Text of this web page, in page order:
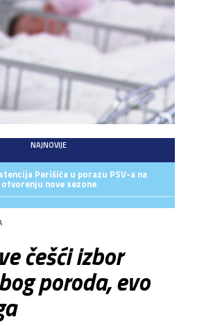
NAJNOVIJE
Perišića u porazu PSV-a na
otvorenju nove sezone
češći izbor
poroda, evo